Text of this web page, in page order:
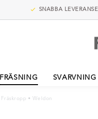
SNABBA
FRÄSNING SVARVNING
Fräskropp • Weldon